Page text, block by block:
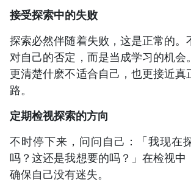
接受探索中的失败
探索必然伴随着失败，这是正常的。
对自己的否定，而是当成学习的机会
更清楚什麽不适合自己，也更接近真
路。
定期检视探索的方向
不时停下来，问问自己：「我现在
吗？这还是我想要的吗？」在检视中
确保自己没有迷失。